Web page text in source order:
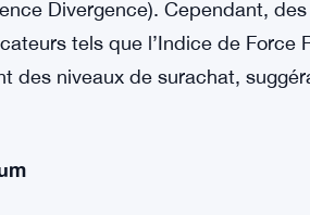
la valeur de marché par
signalant des conditions